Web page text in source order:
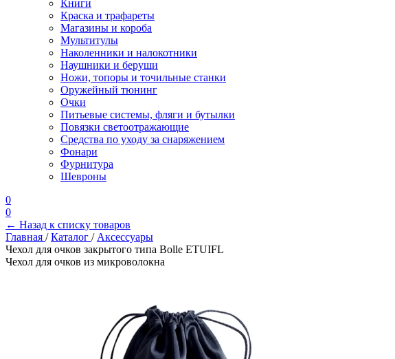
Книги
Краска и трафареты
Магазины и короба
Мультитулы
Наколенники и налокотники
Наушники и беруши
Ножи, топоры и точильные станки
Оружейный тюнинг
Очки
Питьевые системы, фляги и бутылки
Повязки светоотражающие
Средства по уходу за снаряжением
Фонари
Фурнитура
Шевроны
0
0
← Назад к списку товаров
Главная / Каталог / Аксессуары
Чехол для очков закрытого типа Bolle ETUIFL
Чехол для очков из микроволокна